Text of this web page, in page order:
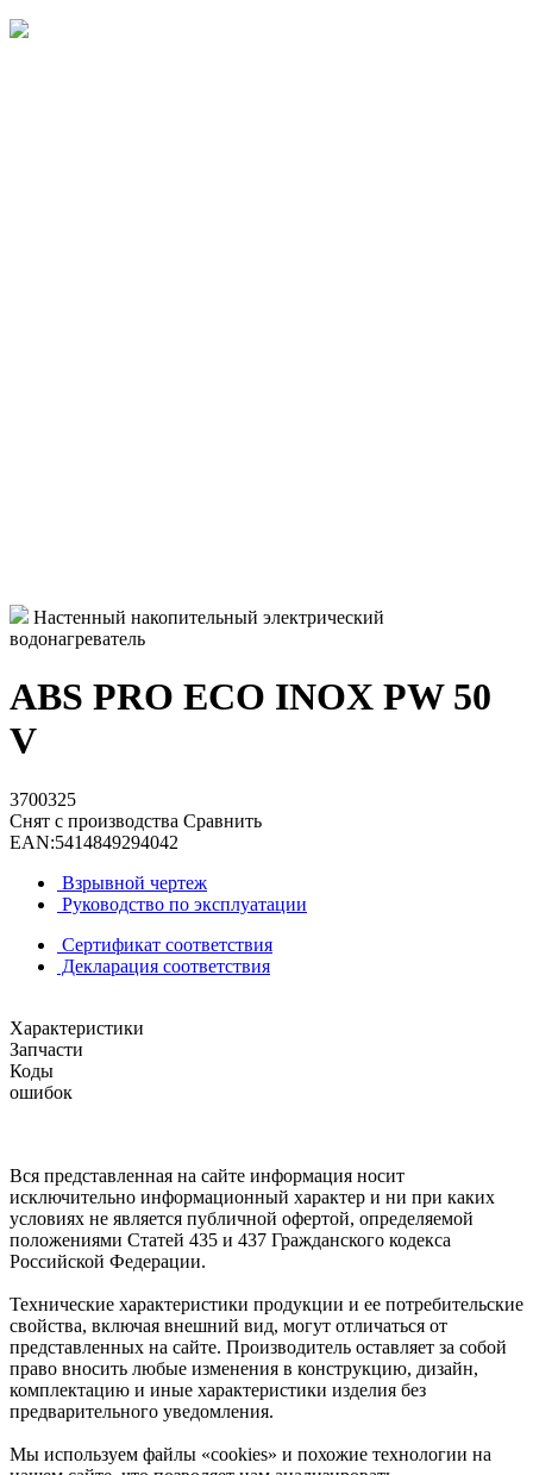
Настенный накопительный электрический
водонагреватель
ABS PRO ECO INOX PW 50
V
3700325
Снят с производства Сравнить
EAN:5414849294042
Взрывной чертеж
Руководство по эксплуатации
Сертификат соответствия
Декларация соответствия
Характеристики
Запчасти
Коды
ошибок
Вся представленная на сайте информация носит
исключительно информационный характер и ни при каких
условиях не является публичной офертой, определяемой
положениями Статей 435 и 437 Гражданского кодекса
Российской Федерации.
Технические характеристики продукции и ее потребительские
свойства, включая внешний вид, могут отличаться от
представленных на сайте. Производитель оставляет за собой
право вносить любые изменения в конструкцию, дизайн,
комплектацию и иные характеристики изделия без
предварительного уведомления.
Мы используем файлы «cookies» и похожие технологии на